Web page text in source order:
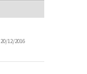
20/12/2016